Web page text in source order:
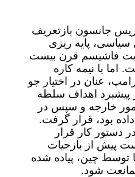
جانسون بازتعریف
سیاسی، پایه ریزی
فاشیسم قرن بیست
با نیمه کاره
عنان در اختیار جو
پیشبرد اهداف سلطه
خارجه و سپس در
بود، قرار گرفت.
نوین جهانی مارک2 در دستور کار قرار
پیش از بازحیات
توسط چین، پیاده شده
شود.